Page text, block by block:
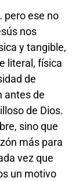
pero ese no
nos
y tangible,
literal, física
de
antes de
de Dios.
sino que
más para
vez que
un motivo